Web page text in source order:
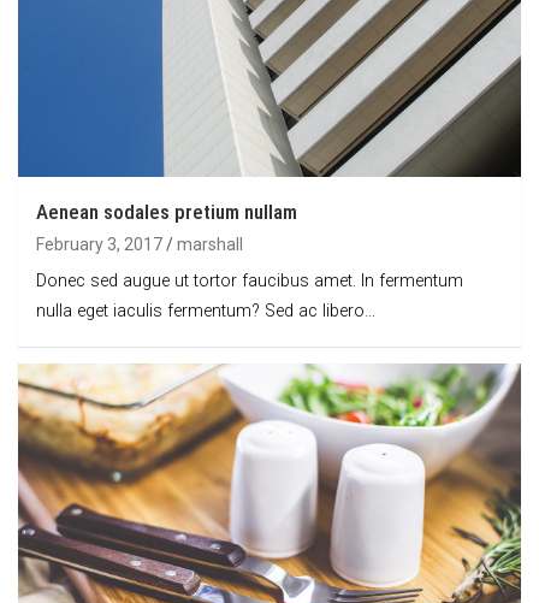
Aenean sodales pretium nullam
February 3, 2017 marshall
Donec sed augue ut tortor faucibus amet. In fermentum
nulla eget iaculis fermentum? Sed ac libero…